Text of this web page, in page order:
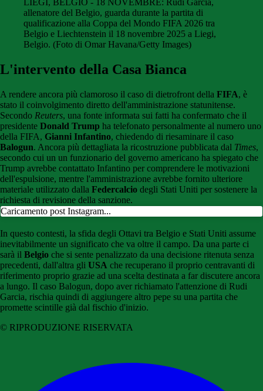
LIEGI, BELGIO - 18 NOVEMBRE: Rudi Garcia,
allenatore del Belgio, guarda durante la partita di
qualificazione alla Coppa del Mondo FIFA 2026 tra
Belgio e Liechtenstein il 18 novembre 2025 a Liegi,
Belgio. (Foto di Omar Havana/Getty Images)
L'intervento della Casa Bianca
A rendere ancora più clamoroso il caso di dietrofront della FIFA, è
stato il coinvolgimento diretto dell'amministrazione statunitense.
Secondo Reuters, una fonte informata sui fatti ha confermato che il
presidente Donald Trump ha telefonato personalmente al numero uno
della FIFA, Gianni Infantino, chiedendo di riesaminare il caso
Balogun. Ancora più dettagliata la ricostruzione pubblicata dal Times,
secondo cui un un funzionario del governo americano ha spiegato che
Trump avrebbe contattato Infantino per comprendere le motivazioni
dell'espulsione, mentre l'amministrazione avrebbe fornito ulteriore
materiale utilizzato dalla Federcalcio degli Stati Uniti per sostenere la
richiesta di revisione della sanzione.
Caricamento post Instagram...
In questo contesti, la sfida degli Ottavi tra Belgio e Stati Uniti assume
inevitabilmente un significato che va oltre il campo. Da una parte ci
sarà il Belgio che si sente penalizzato da una decisione ritenuta senza
precedenti, dall'altra gli USA che recuperano il proprio centravanti di
riferimento proprio grazie ad una scelta destinata a far discutere ancora
a lungo. Il caso Balogun, dopo aver richiamato l'attenzione di Rudi
Garcia, rischia quindi di aggiungere altro pepe su una partita che
promette scintille già dal fischio d'inizio.
© RIPRODUZIONE RISERVATA